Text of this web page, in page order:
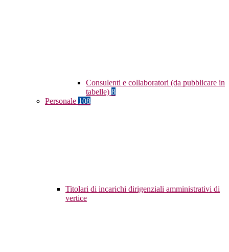
Consulenti e collaboratori (da pubblicare in
tabelle) 8
Personale 108
Titolari di incarichi dirigenziali amministrativi di
vertice